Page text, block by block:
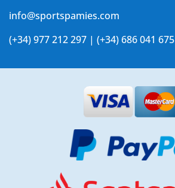
info@sportspamies.com
(+34) 977 212 297 | (+34) 686 041 675